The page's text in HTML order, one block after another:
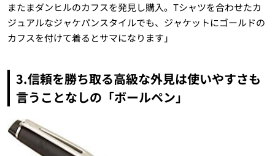
またまダンヒルのカフスを発見し購入。Tシャツを合わせたカ
ジュアルなジャケパンスタイルでも、ジャケットにゴールドの
カフスを付けて着るとサマになります」
3.信頼を勝ち取る高級な外見は使いやすさも
言うことなしの「ボールペン」